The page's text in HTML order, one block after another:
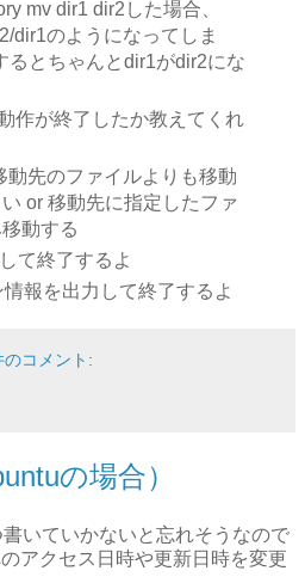
mv dir1 dir2した場合、
dir1のようになってしま
るとちゃんとdir1がdir2にな
作が終了したか教えてくれ
動先のファイルよりも移動
or 移動先に指定したファ
動する
て終了するよ
報を出力して終了するよ
のコメント:
の場合）
いていかないと忘れそうなので
アクセス日時や更新日時を変更